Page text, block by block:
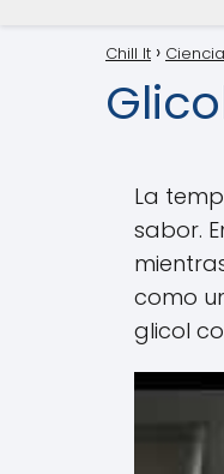
Chill It Ciencia
La
sabor.
como
glicol